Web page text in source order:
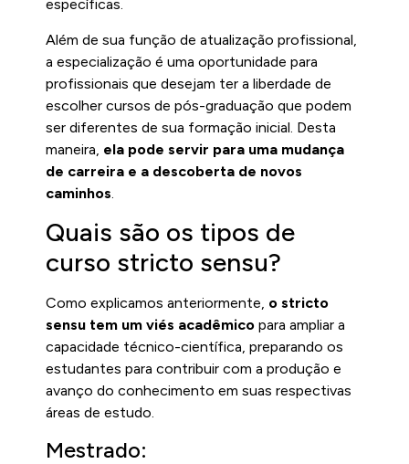
específicas.
Além de sua função de atualização profissional,
a especialização é uma oportunidade para
profissionais que desejam ter a liberdade de
escolher cursos de pós-graduação que podem
ser diferentes de sua formação inicial. Desta
maneira, ela pode servir para uma mudança
de carreira e a descoberta de novos
caminhos.
Quais são os tipos de
curso stricto sensu?
Como explicamos anteriormente, o stricto
sensu tem um viés acadêmico para ampliar a
capacidade técnico-científica, preparando os
estudantes para contribuir com a produção e
avanço do conhecimento em suas respectivas
áreas de estudo.
Mestrado: